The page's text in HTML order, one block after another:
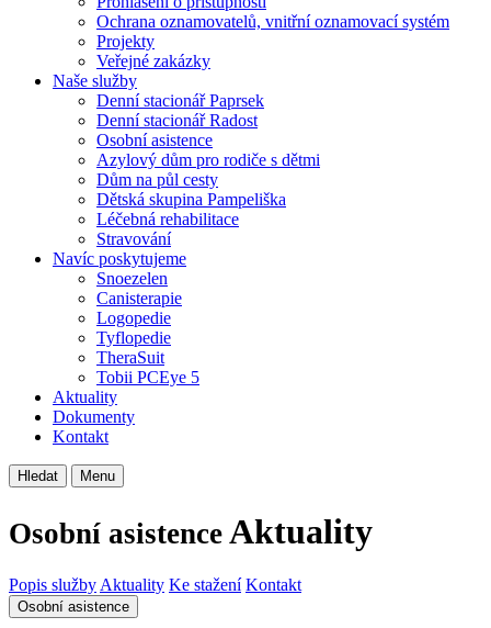
Ochrana oznamovatelů, vnitřní oznamovací systém
Projekty
Veřejné zakázky
Naše služby
Denní stacionář Paprsek
Denní stacionář Radost
Osobní asistence
Azylový dům pro rodiče s dětmi
Dům na půl cesty
Dětská skupina Pampeliška
Léčebná rehabilitace
Stravování
Navíc poskytujeme
Snoezelen
Canisterapie
Logopedie
Tyflopedie
TheraSuit
Tobii PCEye 5
Aktuality
Dokumenty
Kontakt
Hledat Menu
Osobní asistence Aktuality
Popis služby Aktuality Ke stažení Kontakt
Osobní asistence